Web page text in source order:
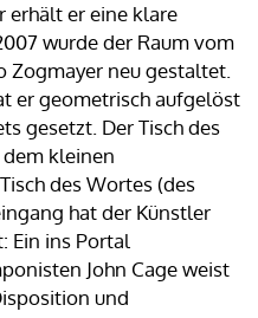
erhält er eine klare
wurde der Raum vom
Zogmayer neu gestaltet.
er geometrisch aufgelöst
gesetzt. Der Tisch des
dem kleinen
des Wortes (des
hat der Künstler
Ein ins Portal
John Cage weist
und